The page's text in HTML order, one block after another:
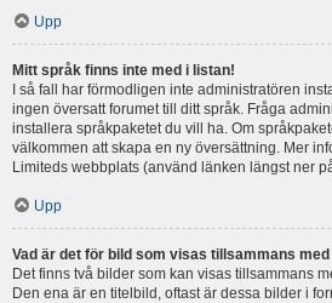
Upp
Mitt språk finns inte med i listan!
I så fall har förmodligen inte administratören
ingen översatt forumet till ditt språk. Fråga
installera språkpaketet du vill ha. Om
välkommen att skapa en ny översättning. Mer
Limiteds webbplats (använd länken längst ner
Upp
Vad är det för bild som visas tillsammans
Det finns två bilder som kan visas tillsammans
Den ena är en titelbild, oftast är dessa bilder i